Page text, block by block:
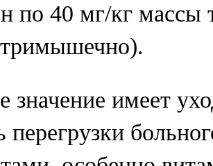
по 40 мг/кг массы
значение имеет
перегрузки